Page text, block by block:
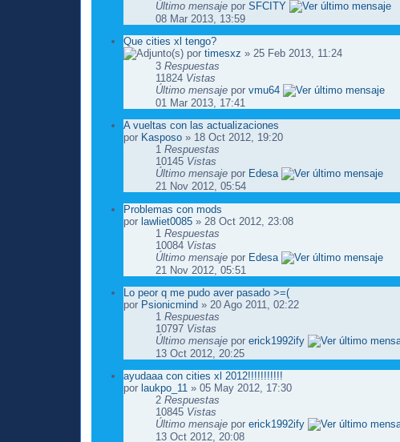
Último mensaje porSFCITY
08 Mar 2013, 13:59
Que cities xl tengo?
portimesxz » 25 Feb 2013, 11:24
3Respuestas
11824 Vistas
Último mensaje porvmu64
01 Mar 2013, 17:41
A vueltas con las actualizaciones
por Kasposo » 18 Oct 2012, 19:20
1Respuestas
10145 Vistas
Último mensaje por Edesa
21 Nov 2012, 05:54
Problemas con mods
porlawliet0085 » 28 Oct 2012, 23:08
1Respuestas
10084 Vistas
Último mensaje por Edesa
21 Nov 2012, 05:51
Lo peor q me pudo aver pasado >=(
por Psionicmind » 20 Ago 2011, 02:22
1Respuestas
10797 Vistas
Último mensaje porerick1992ify
13 Oct 2012, 20:25
ayudaaa con cities xl 2012!!!!!!!!!!!
por laukpo_11 » 05 May 2012, 17:30
2Respuestas
10845 Vistas
Último mensaje porerick1992ify
13 Oct 2012, 20:08